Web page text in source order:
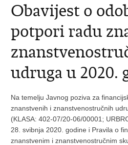
Obavijest o
potpori radu
udruga u 2020.
Na temelju Javnog poziva za
znanstvenih i znanstvenostručnih
(KLASA: 402-07/20-06/00001;
28. svibnja 2020. godine i Pravila o
znanstvenim i znanstvenostručnim